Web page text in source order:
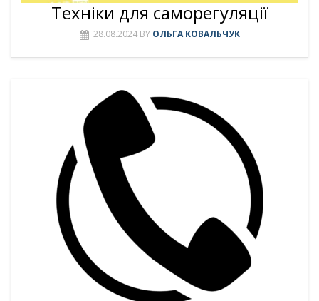
Техніки для саморегуляції
28.08.2024 BY ОЛЬГА КОВАЛЬЧУК